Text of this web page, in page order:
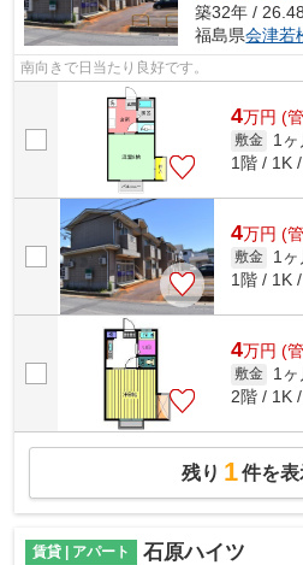
築32年 /
福島県会津若
南向きで日当たり良好です。
4万円 (
敷金 1ヶ
1階 / 1K
4万円 (
敷金 1ヶ
1階 / 1K
4万円 (
敷金 1ヶ
2階 / 1K
残り 1件を
賃貸 | アパート 石原ハイツ